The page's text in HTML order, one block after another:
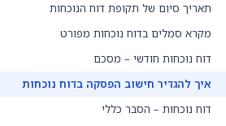
תאריך סיום של תקופת דוח הנוכחות
מקרא סמלים בדוח נוכחות מפורט
דוח נוכחות חודשי – מסכם
איך להגדיר חישוב הפסקה בדוח נוכחות
דוח נוכחות – הסבר כללי